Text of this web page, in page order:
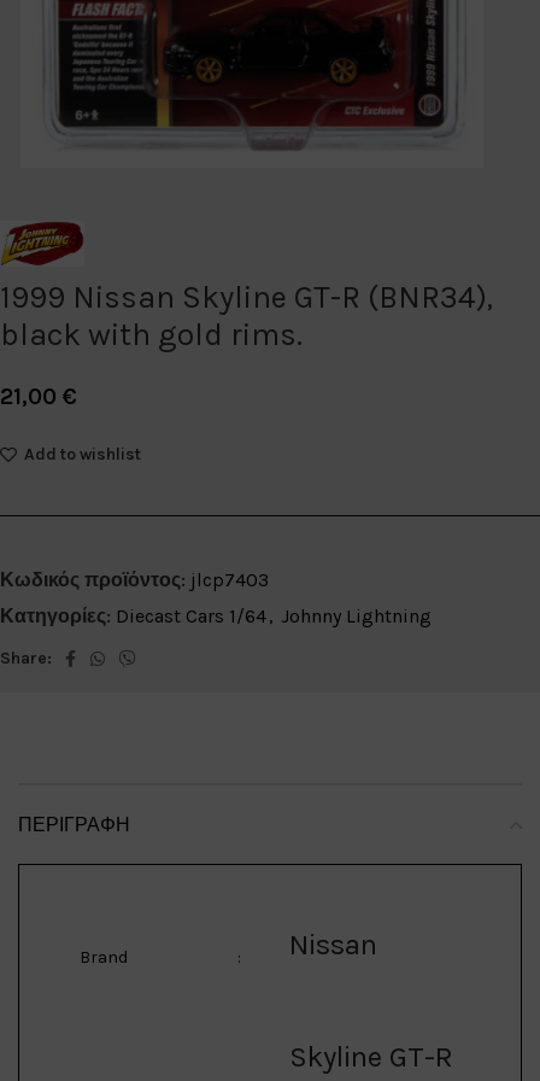
1999 Nissan Skyline GT-R (BNR34),
black with gold rims.
21,00 €
Add to wishlist
Κωδικός προϊόντος: jlcp7403
Κατηγορίες: Diecast Cars 1/64, Johnny Lightning
Share:
ΠΕΡΙΓΡΑΦΉ
Brand : Nissan
Skyline GT-R